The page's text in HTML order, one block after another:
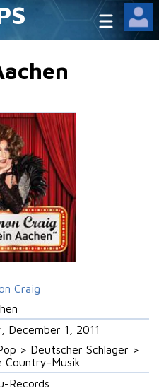
Craig
December 1, 2011
> Deutscher Schlager >
Country-Musik
Records